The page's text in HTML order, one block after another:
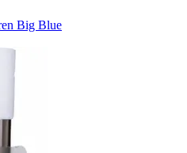
Big Blue